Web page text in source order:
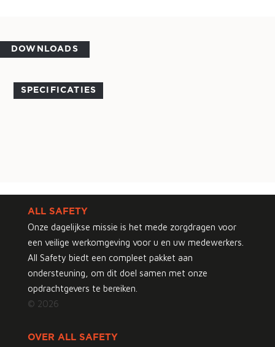
DOWNLOADS
SPECIFICATIES
ALL SAFETY
Onze dagelijkse missie is het mede zorgdragen voor
een veilige werkomgeving voor u en uw medewerkers.
All Safety biedt een compleet pakket aan
ondersteuning, om dit doel samen met onze
opdrachtgevers te bereiken.
© 2026
OVER ALL SAFETY